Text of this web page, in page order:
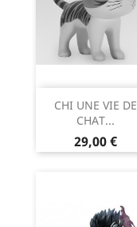
CHI UNE VIE DE
CHAT...
Prix
29,00 €